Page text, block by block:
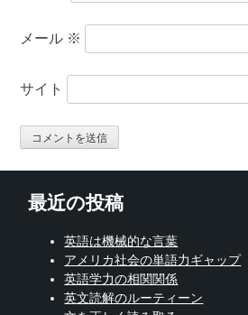
メール ※
サイト
最近の投稿
英語は機械的な言葉
アメリカ社会の単語力ギャップ
英語学力の相関関係
英文読解のルーティーン